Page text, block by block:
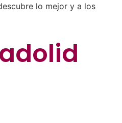
lo mejor y a los